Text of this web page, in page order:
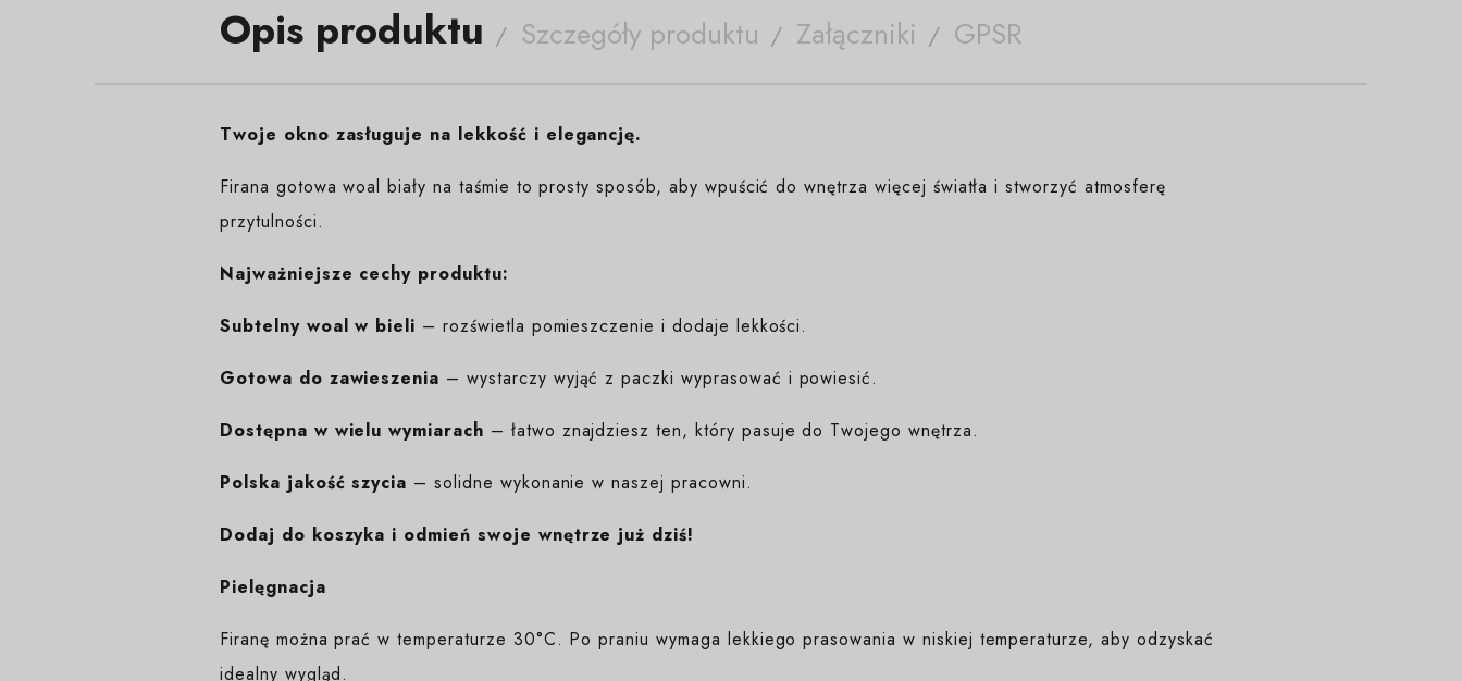
Opis produktu Szczegóły produktu Załączniki GPSR
Twoje okno zasługuje na lekkość i elegancję.
Firana gotowa woal biały na taśmie to prosty sposób, aby wpuścić do wnętrza więcej światła i stworzyć atmosferę
przytulności.
Najważniejsze cechy produktu:
Subtelny woal w bieli – rozświetla pomieszczenie i dodaje lekkości.
Gotowa do zawieszenia – wystarczy wyjąć z paczki wyprasować i powiesić.
Dostępna w wielu wymiarach – łatwo znajdziesz ten, który pasuje do Twojego wnętrza.
Polska jakość szycia – solidne wykonanie w naszej pracowni.
Dodaj do koszyka i odmień swoje wnętrze już dziś!
Pielęgnacja
Firanę można prać w temperaturze 30°C. Po praniu wymaga lekkiego prasowania w niskiej temperaturze, aby odzyskać
idealny wygląd.